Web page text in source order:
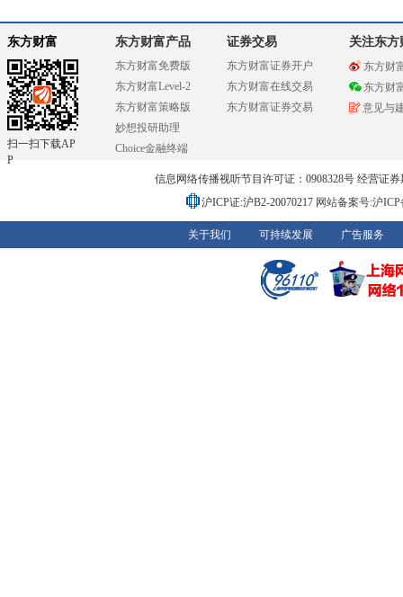
东方财富
扫一扫下载AP
P
东方财富产品
东方财富免费版
东方财富Level-2
东方财富策略版
妙想投研助理
Choice金融终端
证券交易
东方财富证券开户
东方财富在线交易
东方财富证券交易
关注东方
东方财
东方财
意见与
信息网络传播视听节目许可证：0908328号 经营证
沪ICP证:沪B2-20070217 网站备案号:沪
关于我们 可持续发展 广告服务